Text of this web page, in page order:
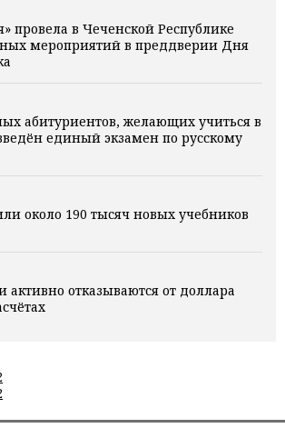
провела в Чеченской Республике
мероприятий в преддверии Дня
абитуриентов, желающих учиться в
единый экзамен по русскому
около 190 тысяч новых учебников
отказываются от доллара